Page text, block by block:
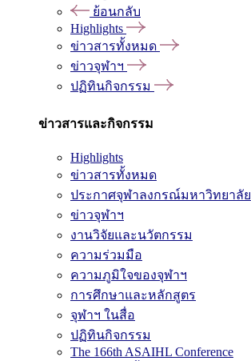
ย้อนกลับ
Highlights
ข่าวสารทั้งหมด
ข่าวจุฬาฯ
ปฏิทินกิจกรรม
ข่าวสารและกิจกรรม
Highlights
ข่าวสารทั้งหมด
ประกาศจุฬาลงกรณ์มหาวิทยาลัย
ข่าวจุฬาฯ
งานวิจัยและนวัตกรรม
ความร่วมมือ
ความภูมิใจของจุฬาฯ
การศึกษาและหลักสูตร
จุฬาฯ ในสื่อ
ปฏิทินกิจกรรม
The 166th ASAIHL Conference